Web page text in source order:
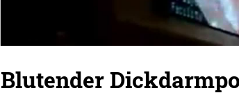
Blutender